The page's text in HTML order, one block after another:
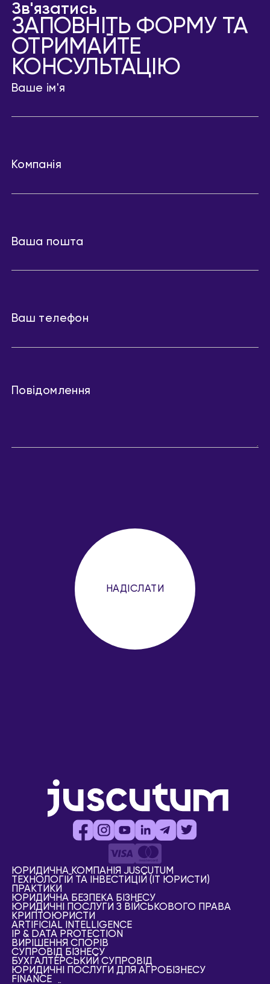
Зв'язатись
ЗАПОВНІТЬ ФОРМУ ТА
ОТРИМАЙТЕ
КОНСУЛЬТАЦІЮ
ЮРИДИЧНА КОМПАНІЯ JUSCUTUM
ТЕХНОЛОГІЙ ТА ІНВЕСТИЦІЙ (IT ЮРИСТИ)
ПРАКТИКИ
ЮРИДИЧНА БЕЗПЕКА БІЗНЕСУ
ЮРИДИЧНІ ПОСЛУГИ З ВІЙСЬКОВОГО ПРАВА
КРИПТОЮРИСТИ
АRTIFICIAL ІNTELLIGENCE
IP & DATA PROTECTION
ВИРІШЕННЯ СПОРІВ
СУПРОВІД БІЗНЕСУ
БУХГАЛТЕРСЬКИЙ СУПРОВІД
ЮРИДИЧНІ ПОСЛУГИ ДЛЯ АГРОБІЗНЕСУ
FINANCE